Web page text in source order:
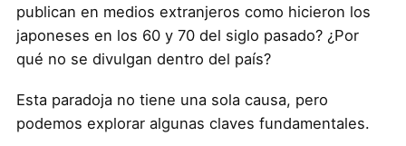
publican en medios extranjeros como hicieron los
japoneses en los 60 y 70 del siglo pasado? ¿Por
qué no se divulgan dentro del país?
Esta paradoja no tiene una sola causa, pero
podemos explorar algunas claves fundamentales.